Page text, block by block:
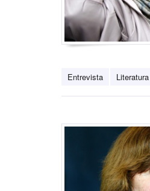
Entrevista Literatura